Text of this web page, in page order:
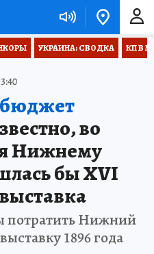
УКРАИНА: СВОДКА КП В
во
Нижнему
бы XVI
потратить Нижний
1896 года